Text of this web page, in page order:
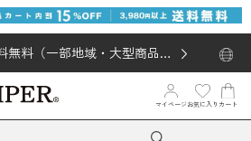
無料（一部地域・大型商品対
マイページ お気に入り カート